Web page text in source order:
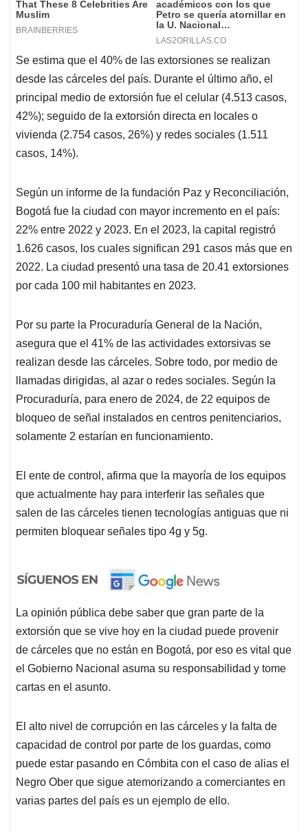
Se estima que el 40% de las extorsiones se realizan
desde las cárceles del país. Durante el último año, el
principal medio de extorsión fue el celular (4.513 casos,
42%); seguido de la extorsión directa en locales o
vivienda (2.754 casos, 26%) y redes sociales (1.511
casos, 14%).
Según un informe de la fundación Paz y Reconciliación,
Bogotá fue la ciudad con mayor incremento en el país:
22% entre 2022 y 2023. En el 2023, la capital registró
1.626 casos, los cuales significan 291 casos más que en
2022. La ciudad presentó una tasa de 20.41 extorsiones
por cada 100 mil habitantes en 2023.
Por su parte la Procuraduría General de la Nación,
asegura que el 41% de las actividades extorsivas se
realizan desde las cárceles. Sobre todo, por medio de
llamadas dirigidas, al azar o redes sociales. Según la
Procuraduría, para enero de 2024, de 22 equipos de
bloqueo de señal instalados en centros penitenciarios,
solamente 2 estarían en funcionamiento.
El ente de control, afirma que la mayoría de los equipos
que actualmente hay para interferir las señales que
salen de las cárceles tienen tecnologías antiguas que ni
permiten bloquear señales tipo 4g y 5g.
La opinión pública debe saber que gran parte de la
extorsión que se vive hoy en la ciudad puede provenir
de cárceles que no están en Bogotá, por eso es vital que
el Gobierno Nacional asuma su responsabilidad y tome
cartas en el asunto.
El alto nivel de corrupción en las cárceles y la falta de
capacidad de control por parte de los guardas, como
puede estar pasando en Cómbita con el caso de alias el
Negro Ober que sigue atemorizando a comerciantes en
varias partes del país es un ejemplo de ello.